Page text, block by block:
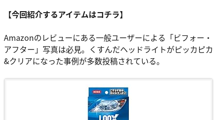
【今回紹介するアイテムはコチラ】
Amazonのレビューにある一般ユーザーによる「ビフォー・
アフター」写真は必見。くすんだヘッドライトがピッカピカ
&クリアになった事例が多数投稿されている。